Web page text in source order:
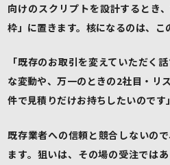
向けのスクリプトを設計するとき
枠」に置きます。核になるのは、こ
「既存のお取引を変えていただく
な変動や、万一のときの2社目・リ
件で見積りだけお持ちしたいのです」
既存業者への信頼と競合しないの
ます。狙いは、その場の受注では